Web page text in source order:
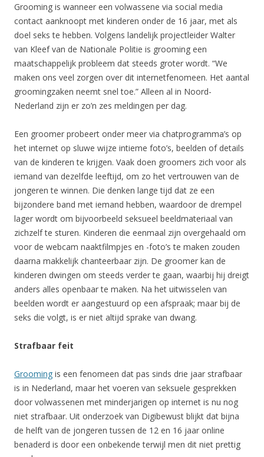
Grooming is wanneer een volwassene via social media
contact aanknoopt met kinderen onder de 16 jaar, met als
doel seks te hebben. Volgens landelijk projectleider Walter
van Kleef van de Nationale Politie is grooming een
maatschappelijk probleem dat steeds groter wordt. “We
maken ons veel zorgen over dit internetfenomeen. Het aantal
groomingzaken neemt snel toe.” Alleen al in Noord-
Nederland zijn er zo’n zes meldingen per dag.
Een groomer probeert onder meer via chatprogramma’s op
het internet op sluwe wijze intieme foto’s, beelden of details
van de kinderen te krijgen. Vaak doen groomers zich voor als
iemand van dezelfde leeftijd, om zo het vertrouwen van de
jongeren te winnen. Die denken lange tijd dat ze een
bijzondere band met iemand hebben, waardoor de drempel
lager wordt om bijvoorbeeld seksueel beeldmateriaal van
zichzelf te sturen. Kinderen die eenmaal zijn overgehaald om
voor de webcam naaktfilmpjes en -foto’s te maken zouden
daarna makkelijk chanteerbaar zijn. De groomer kan de
kinderen dwingen om steeds verder te gaan, waarbij hij dreigt
anders alles openbaar te maken. Na het uitwisselen van
beelden wordt er aangestuurd op een afspraak; maar bij de
seks die volgt, is er niet altijd sprake van dwang.
Strafbaar feit
Grooming is een fenomeen dat pas sinds drie jaar strafbaar
is in Nederland, maar het voeren van seksuele gesprekken
door volwassenen met minderjarigen op internet is nu nog
niet strafbaar. Uit onderzoek van Digibewust blijkt dat bijna
de helft van de jongeren tussen de 12 en 16 jaar online
benaderd is door een onbekende terwijl men dit niet prettig